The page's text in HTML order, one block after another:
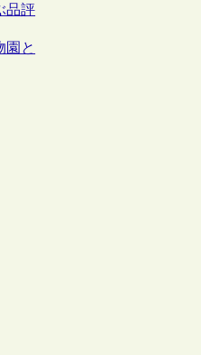
品評
園と